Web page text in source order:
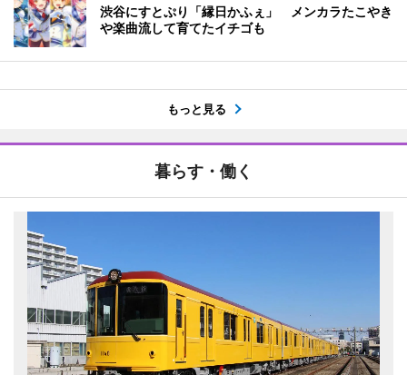
渋谷にすとぷり「縁日かふぇ」 メンカラたこやき
や楽曲流して育てたイチゴも
もっと見る
暮らす・働く